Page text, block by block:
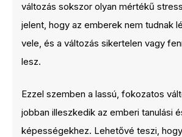
változás sokszor olyan mértékű
jelent, hogy az emberek nem tudnak
vele, és a változás sikertelen vagy
lesz.
Ezzel szemben a lassú, fokozatos
jobban illeszkedik az emberi tanulási
képességekhez. Lehetővé teszi,